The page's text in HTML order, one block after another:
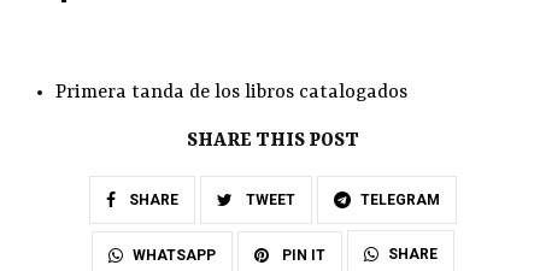
Primera tanda de los libros catalogados
SHARE THIS POST
SHARE TWEET TELEGRAM
WHATSAPP PIN IT SHARE